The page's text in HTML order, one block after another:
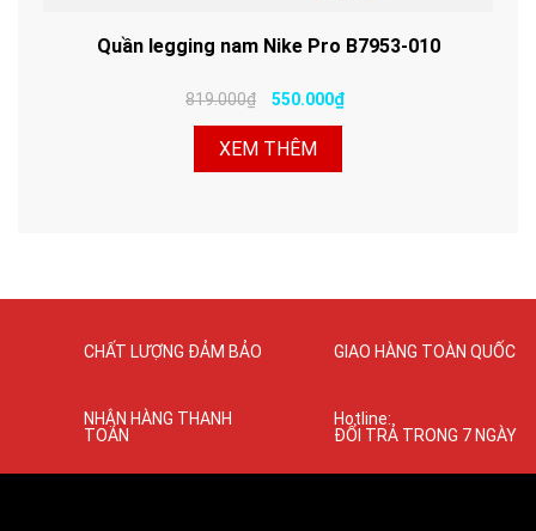
Quần legging nam Nike Pro B7953-010
819.000₫ 550.000₫
XEM THÊM
CHẤT LƯỢNG ĐẢM BẢO GIAO HÀNG TOÀN QUỐC
NHẬN HÀNG THANH
TOÁN
Hotline:
ĐỔI TRẢ TRONG 7 NGÀY